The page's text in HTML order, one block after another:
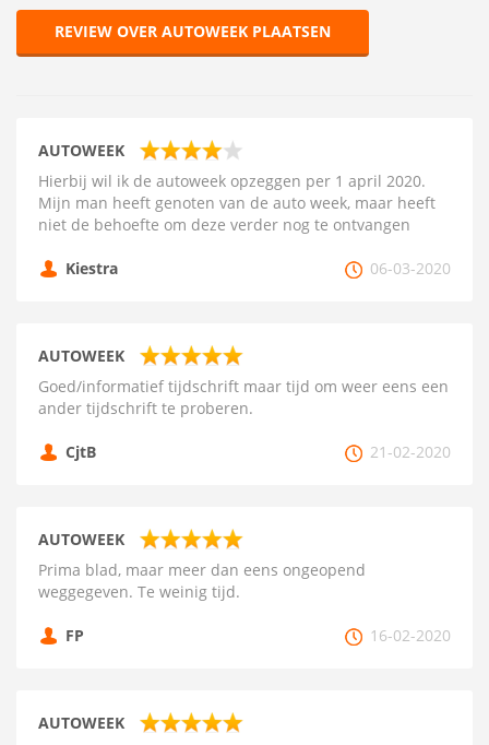
REVIEW OVER AUTOWEEK PLAATSEN
AUTOWEEK
Hierbij wil ik de autoweek opzeggen per 1 april 2020.
Mijn man heeft genoten van de auto week, maar heeft
niet de behoefte om deze verder nog te ontvangen
Kiestra 06-03-2020
AUTOWEEK
Goed/informatief tijdschrift maar tijd om weer eens een
ander tijdschrift te proberen.
CjtB 21-02-2020
AUTOWEEK
Prima blad, maar meer dan eens ongeopend
weggegeven. Te weinig tijd.
FP 16-02-2020
AUTOWEEK